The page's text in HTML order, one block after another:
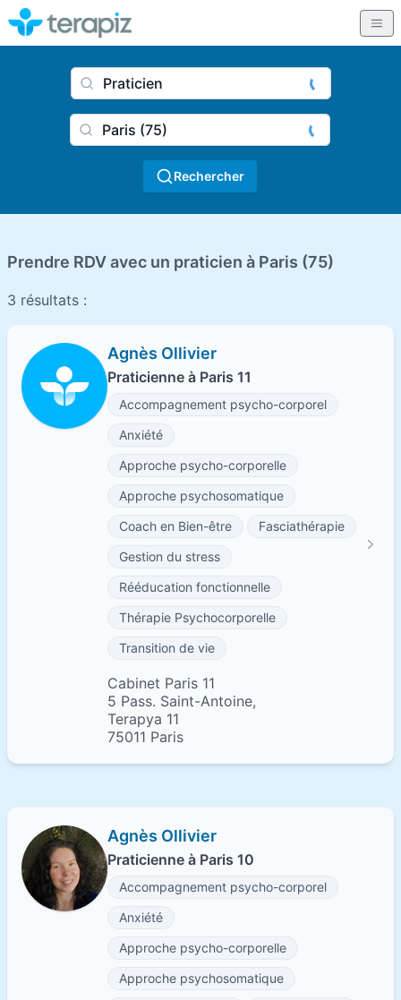
Nom du praticien, profession
Rechercher
Prendre RDV avec un praticien à Paris (75)
3 résultats :
Agnès Ollivier
Praticienne à Paris 11
Accompagnement psycho-corporel
Anxiété
Approche psycho-corporelle
Approche psychosomatique
Coach en Bien-être
Fasciathérapie
Gestion du stress
Rééducation fonctionnelle
Thérapie Psychocorporelle
Transition de vie
Cabinet Paris 11
5 Pass. Saint-Antoine,
Terapya 11
75011 Paris
Agnès Ollivier
Praticienne à Paris 10
Accompagnement psycho-corporel
Anxiété
Approche psycho-corporelle
Approche psychosomatique